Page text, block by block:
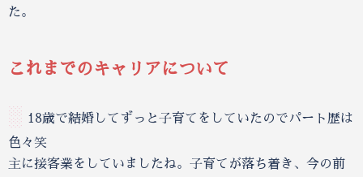
た。
これまでのキャリアについて
░ 18歳で結婚してずっと子育てをしていたのでパート歴は
色々笑
主に接客業をしていましたね。子育てが落ち着き、今の前